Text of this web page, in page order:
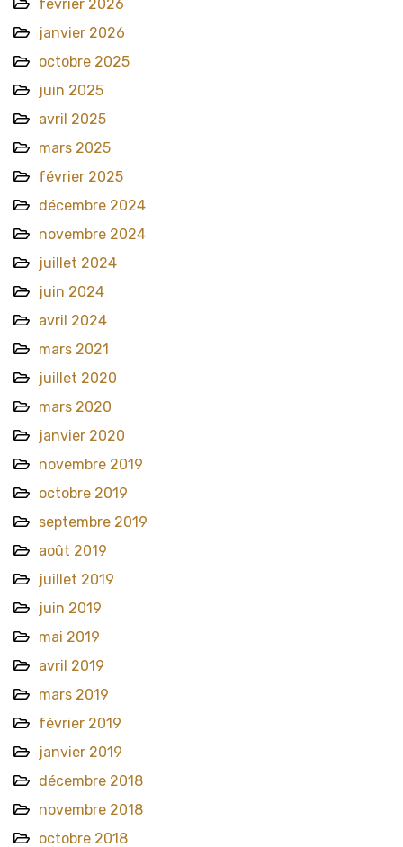
février 2026
janvier 2026
octobre 2025
juin 2025
avril 2025
mars 2025
février 2025
décembre 2024
novembre 2024
juillet 2024
juin 2024
avril 2024
mars 2021
juillet 2020
mars 2020
janvier 2020
novembre 2019
octobre 2019
septembre 2019
août 2019
juillet 2019
juin 2019
mai 2019
avril 2019
mars 2019
février 2019
janvier 2019
décembre 2018
novembre 2018
octobre 2018